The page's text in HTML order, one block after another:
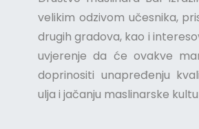
velikim odzivom učesnika,
drugih gradova, kao i
uvjerenje da će ovakve
doprinositi unapređenju
ulja i jačanju maslinarske